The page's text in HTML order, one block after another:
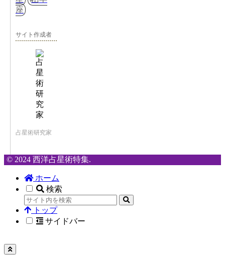
座
サイト作成者
占星術研究家
© 2024 西洋占星術特集.
ホーム
検索
トップ
サイドバー